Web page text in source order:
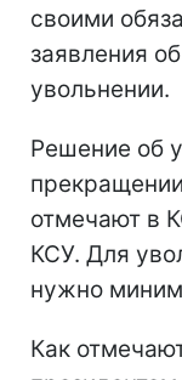
своими
заявления
увольнении.
Решение об
отмечают в
КСУ. Для
нужно
Как